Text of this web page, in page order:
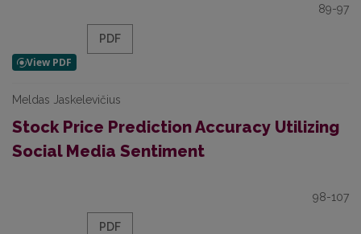
89-97
PDF
Meldas Jaskelevičius
Stock Price Prediction Accuracy Utilizing
Social Media Sentiment
98-107
PDF